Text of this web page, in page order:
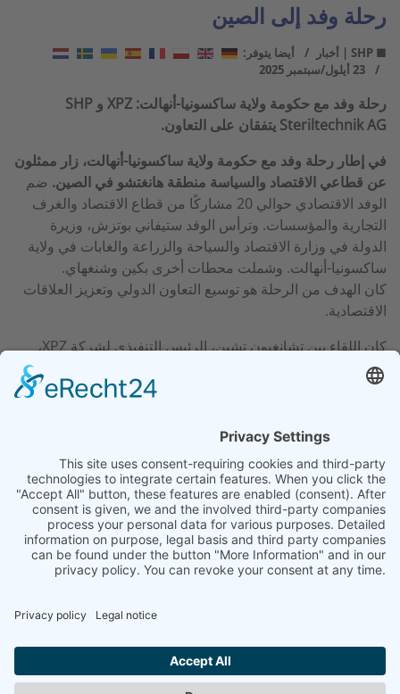
رحلة وفد إلى الصين
■ SHP | أخبار
أيضا يتوفر:
23 أيلول/سبتمبر 2025
رحلة وفد مع حكومة ولاية ساكسونيا-أنهالت: XPZ و SHP
Steriltechnik AG يتفقان على التعاون.
في إطار رحلة وفد مع حكومة ولاية ساكسونيا-أنهالت، زار ممثلون
عن قطاعي الاقتصاد والسياسة منطقة هانغتشو في الصين. ضم
الوفد الاقتصادي حوالي 20 مشاركًا من قطاع الاقتصاد والغرف
التجارية والمؤسسات. وترأس الوفد ستيفاني بوتزش، وزيرة
الدولة في وزارة الاقتصاد والسياحة والزراعة والغابات في ولاية
ساكسونيا-أنهالت. وشملت محطات أخرى بكين وشنغهاي.
كان الهدف من الرحلة هو توسيع التعاون الدولي وتعزيز العلاقات
الاقتصادية.
كان اللقاء بين تشانغيون تشين، الرئيس التنفيذي لشركة XPZ،
ومايكل سبوريس، الرئيس التنفيذي لشركة SHP Steriltechnik
AG، من أبرز أحداث الرحلة. وقعت الشركتان مذكرة تفاهم تنص
مستقبلية وتبادل تكنولوجي مشترك بين ألمانيا والصين.
وأكد الرئيسان التنفيذيان أن ”هذه الشراكة تفتح آفاقًا مثيرة
للابتكار والنمو على الجانبين“.
المقال
السابق المقال التالي: زيارة النائبة في البرلمان الألماني آنا أيكنز
التالي